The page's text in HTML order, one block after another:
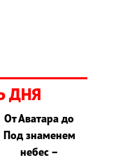
ДНЯ
От Аватара до
Под знаменем
небес –